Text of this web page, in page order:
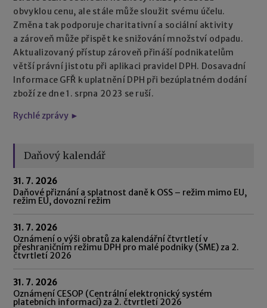
obvyklou cenu, ale stále může sloužit svému účelu.
Změna tak podporuje charitativní a sociální aktivity
a zároveň může přispět ke snižování množství odpadu.
Aktualizovaný přístup zároveň přináší podnikatelům
větší právní jistotu při aplikaci pravidel DPH. Dosavadní
Informace GFŘ k uplatnění DPH při bezúplatném dodání
zboží ze dne 1. srpna 2023 se ruší.
Rychlé zprávy ►
Daňový kalendář
31. 7. 2026
Daňové přiznání a splatnost daně k OSS – režim mimo EU,
režim EU, dovozní režim
31. 7. 2026
Oznámení o výši obratů za kalendářní čtvrtletí v
přeshraničním režimu DPH pro malé podniky (SME) za 2.
čtvrtletí 2026
31. 7. 2026
Oznámení CESOP (Centrální elektronický systém
platebních informací) za 2. čtvrtletí 2026